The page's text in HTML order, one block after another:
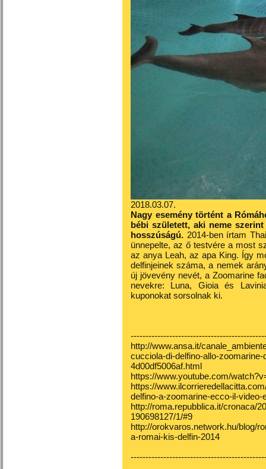
2018.03.07.
Nagy esemény történt a
bébi született, aki neme
hosszúságú. 2014-ben írtam
ünnepelte, az ő testvére a most
az anya Leah, az apa King. Így
delfinjeinek száma, a nemek
új jövevény nevét, a Zoomarine
nevekre: Luna, Gioia és
kuponokat sorsolnak ki.
http://www.ansa.it/
cucciola-di-delfino-allo-
4d00df5006af.html
https://www.youtube.com/
https://
delfino-a-zoomarine-ecco-il-video-
http://roma.repubblica.it/cronaca/
190698127/1/#9
http://orokvaros.network.hu/blog/
a-romai-kis-delfin-2014